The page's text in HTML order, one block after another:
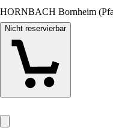
HORNBACH Bornheim
Nicht reservierbar